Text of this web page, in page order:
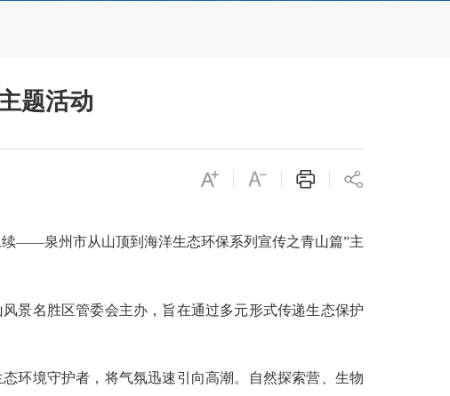
题活动
续——泉州市从山顶到海洋生态环保系列宣传之青山篇”主
景名胜区管委会主办，旨在通过多元形式传递生态保护
环境守护者，将气氛迅速引向高潮。自然探索营、生物